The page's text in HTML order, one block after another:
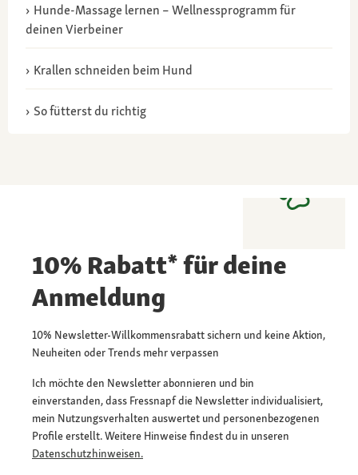
Hunde-Massage lernen – Wellnessprogramm für
deinen Vierbeiner
Krallen schneiden beim Hund
So fütterst du richtig
10% Rabatt* für deine
Anmeldung
10% Newsletter-Willkommensrabatt sichern und keine Aktion,
Neuheiten oder Trends mehr verpassen
Ich möchte den Newsletter abonnieren und bin
einverstanden, dass Fressnapf die Newsletter individualisiert,
mein Nutzungsverhalten auswertet und personenbezogenen
Profile erstellt. Weitere Hinweise findest du in unseren
Datenschutzhinweisen.